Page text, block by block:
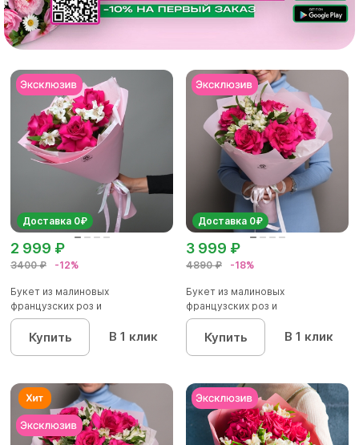
Доставка 0₽
3400 ₽ -12%
2 999 ₽
Букет из малиновых
французских роз и
альстромерии - S в...
Купить В 1 клик
Доставка 0₽
4890 ₽ -18%
3 999 ₽
Букет из малиновых
французских роз и
альстромерии - M в...
Купить В 1 клик